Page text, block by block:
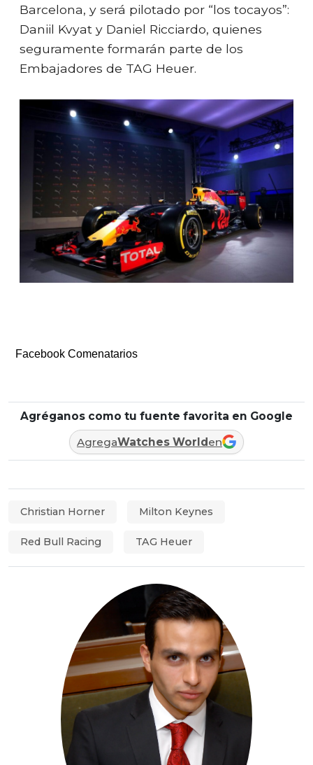
Barcelona, y será pilotado por “los tocayos”:
Daniil Kvyat y Daniel Ricciardo, quienes
seguramente formarán parte de los
Embajadores de TAG Heuer.
Facebook Comenatarios
Agréganos como tu fuente favorita en Google
AgregaWatches Worlden
Christian Horner Milton Keynes
Red Bull Racing TAG Heuer